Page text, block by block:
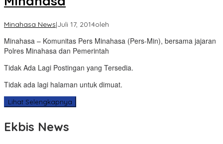
Minahasa News|Juli 17, 2014oleh
Minahasa – Komunitas Pers Minahasa (Pers-Min), bersama jajaran
Polres Minahasa dan Pemerintah
Tidak Ada Lagi Postingan yang Tersedia.
Tidak ada lagi halaman untuk dimuat.
Lihat Selengkapnya
Ekbis News